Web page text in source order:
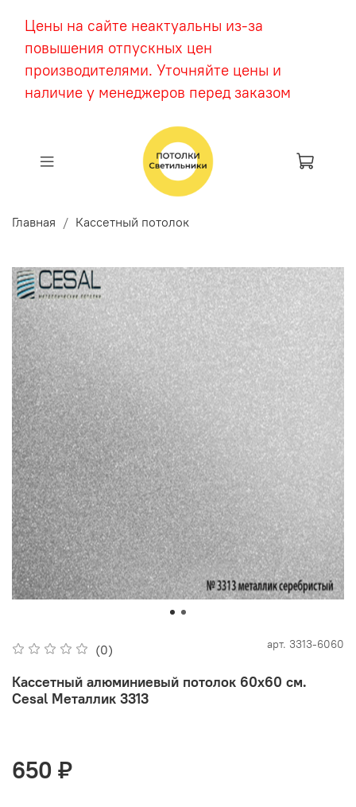
Цены на сайте неактуальны из-за
повышения отпускных цен
производителями. Уточняйте цены и
наличие у менеджеров перед заказом
Главная Кассетный потолок
(0) арт. 3313-6060
Кассетный алюминиевый потолок 60х60 см.
Cesal Металлик 3313
650 ₽